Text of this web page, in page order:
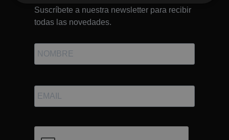
Suscríbete a nuestra newsletter para recibir
todas las novedades.